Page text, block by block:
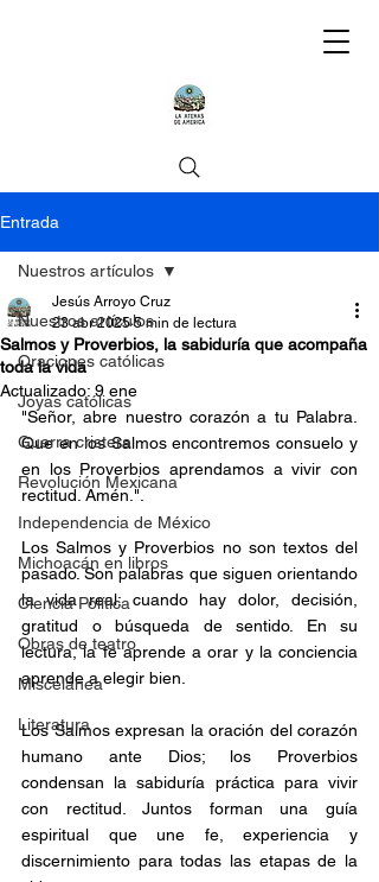
Entrada
Nuestros artículos
Oraciones católicas
Joyas católicas
Guerra cristera
Revolución Mexicana
Independencia de México
Michoacán en libros
Ciencia Política
Obras de teatro
Miscelánea
Literatura
Nuestros artículos
Salmos y Proverbios, la sabiduría que acompaña
toda la vida
Jesús Arroyo Cruz
23 abr 2025 5 min de lectura
Actualizado: 9 ene
"Señor, abre nuestro corazón a tu Palabra.
Que en los Salmos encontremos consuelo y
en los Proverbios aprendamos a vivir con
rectitud. Amén.".
Los Salmos y Proverbios no son textos del
pasado. Son palabras que siguen orientando
la vida real: cuando hay dolor, decisión,
gratitud o búsqueda de sentido. En su
lectura, la fe aprende a orar y la conciencia
aprende a elegir bien.
Los Salmos expresan la oración del corazón
humano ante Dios; los Proverbios
condensan la sabiduría práctica para vivir
con rectitud. Juntos forman una guía
espiritual que une fe, experiencia y
discernimiento para todas las etapas de la